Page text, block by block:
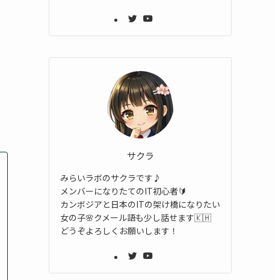
サクラ
みらいラボのサクラです♪
メンバーになりたてのIT初心者🔰
カンボジアと日本のITの架け橋になりたい
女の子🌸クメール語も少し話せます🇰🇭
どうぞよろしくお願いします！